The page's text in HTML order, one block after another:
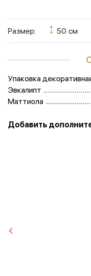
Размер: 50 см
Упаковка
Эвкалипт
Маттиола
Добавить